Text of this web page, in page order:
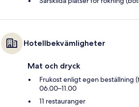
Hotellbekvämligheter
Mat och dryck
Frukost enligt egen beställning
06.00–11.00
11 restauranger